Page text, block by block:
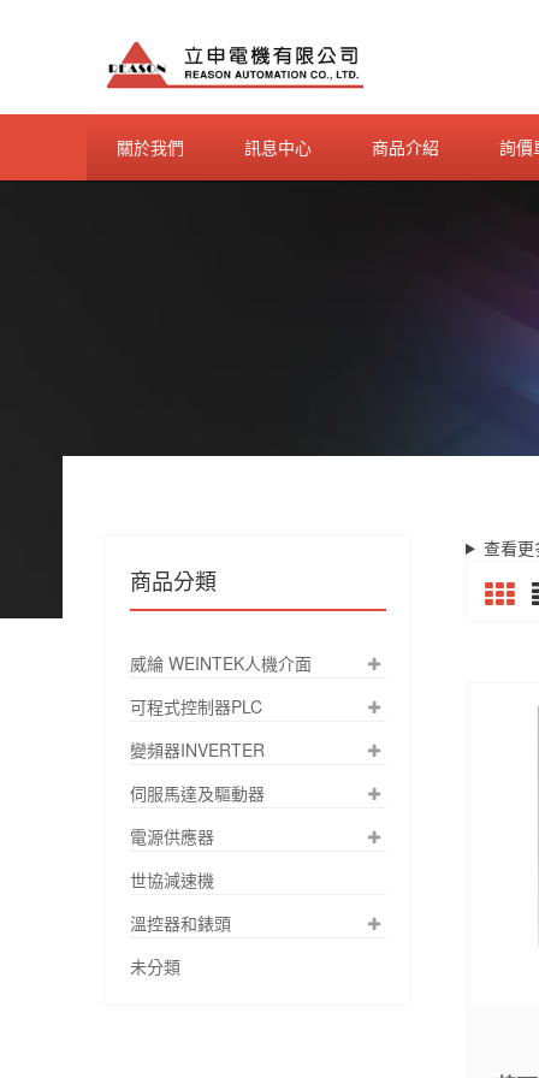
關於我們 訊息中心 商品介紹 詢價
商品分類
威綸 WEINTEK人機介面
可程式控制器PLC
變頻器INVERTER
伺服馬達及驅動器
電源供應器
世協減速機
溫控器和錶頭
未分類
查看更